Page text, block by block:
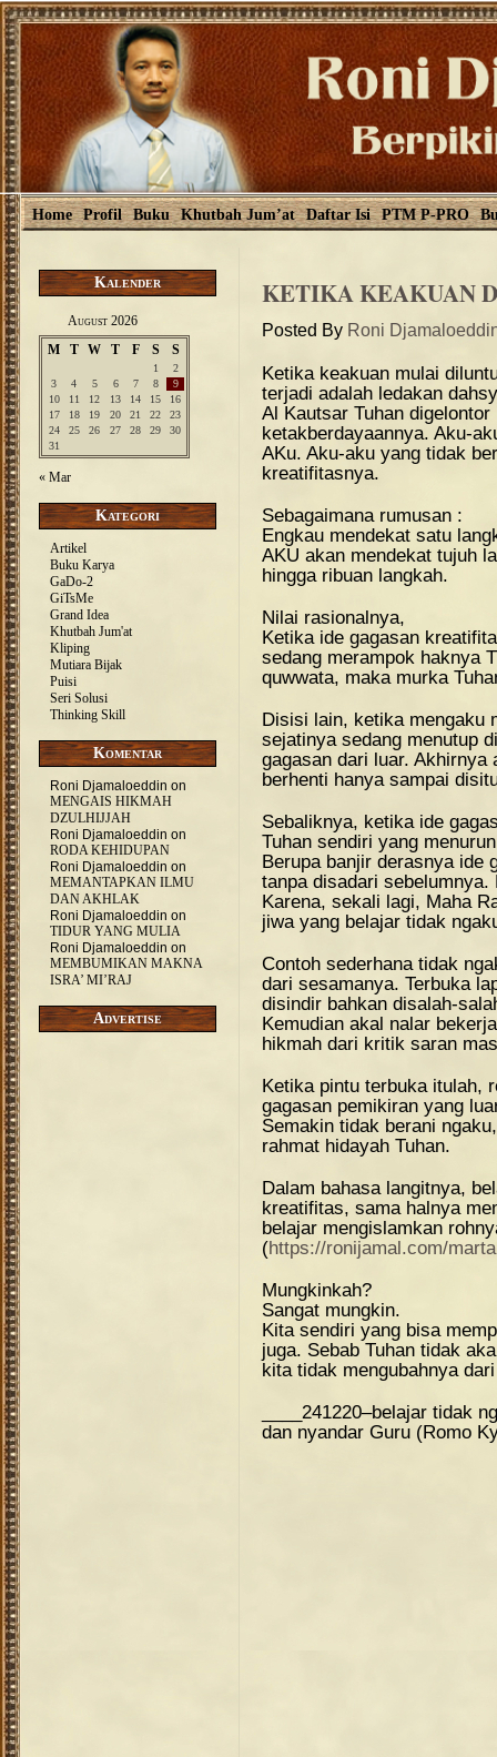
Home Profil Buku Khutbah Jum’at Daftar Isi PTM P-PRO
Kalender
August 2026
M
T W T F S S
1
2
3
4 5 6 7 8
9
10
11 12 13 14 15
16
17
18 19 20 21 22
23
24
25 26 27 28 29
30
31
« Mar
Kategori
Artikel
Buku Karya
GaDo-2
GiTsMe
Grand Idea
Khutbah Jum'at
Kliping
Mutiara Bijak
Puisi
Seri Solusi
Thinking Skill
Komentar
Roni Djamaloeddin on
MENGAIS HIKMAH
DZULHIJJAH
Roni Djamaloeddin on
RODA KEHIDUPAN
Roni Djamaloeddin on
MEMANTAPKAN ILMU
DAN AKHLAK
Roni Djamaloeddin on
TIDUR YANG MULIA
Roni Djamaloeddin on
MEMBUMIKAN MAKNA
ISRA’ MI’RAJ
Advertise
KETIKA KEAKUAN
Posted By Roni
Ketika keakuan mulai
terjadi adalah ledakan
Al Kautsar Tuhan
ketakberdayaannya. Aku-
AKu. Aku-aku yang tidak
kreatifitasnya.
Sebagaimana rumusan :
Engkau mendekat satu
AKU akan mendekat tujuh
hingga ribuan langkah.
Nilai rasionalnya,
Ketika ide gagasan
sedang merampok haknya
quwwata, maka murka
Disisi lain, ketika mengaku
sejatinya sedang menutup
gagasan dari luar.
berhenti hanya sampai
Sebaliknya, ketika ide
Tuhan sendiri yang
Berupa banjir derasnya ide
tanpa disadari
Karena, sekali lagi, Maha
jiwa yang belajar tidak
Contoh sederhana tidak
dari sesamanya. Terbuka
disindir bahkan disalah-
Kemudian akal nalar
hikmah dari kritik saran
Ketika pintu terbuka itulah,
gagasan pemikiran yang
Semakin tidak berani
rahmat hidayah Tuhan.
Dalam bahasa langitnya,
kreatifitas, sama halnya
belajar mengislamkan
(https://ronijamal.com/
Mungkinkah?
Sangat mungkin.
Kita sendiri yang bisa
juga. Sebab Tuhan tidak
kita tidak mengubahnya
____241220–belajar tidak
dan nyandar Guru (Romo